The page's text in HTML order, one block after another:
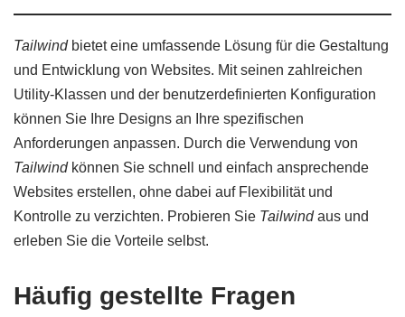
Tailwindbietet eine umfassende Lösung für die Gestaltung
und Entwicklung von Websites. Mit seinen zahlreichen
Utility-Klassen und der benutzerdefinierten Konfiguration
können Sie Ihre Designs an Ihre spezifischen
Anforderungen anpassen. Durch die Verwendung von
Tailwindkönnen Sie schnell und einfach ansprechende
Websites erstellen, ohne dabei auf Flexibilität und
Kontrolle zu verzichten. Probieren Sie Tailwindaus und
erleben Sie die Vorteile selbst.
Häufig gestellte Fragen